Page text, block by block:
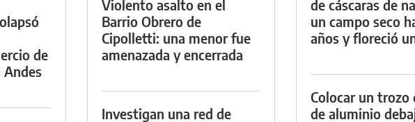
de
Andes
Violento asalto en el
Barrio Obrero de
Cipolletti: una menor fue
amenazada y encerrada
Investigan una red de
de cáscaras de
un campo seco
años y floreció
Colocar un trozo
de aluminio